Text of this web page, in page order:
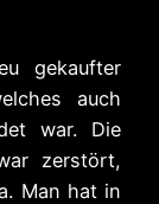
gekaufter
auch
war. Die
zerstört,
Man hat in